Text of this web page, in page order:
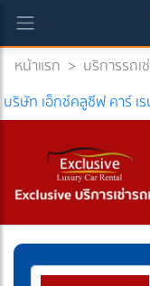
หน้าแรก > บริการรถเ
บริษัท เอ็กซ์คลูซีฟ คาร์ เ